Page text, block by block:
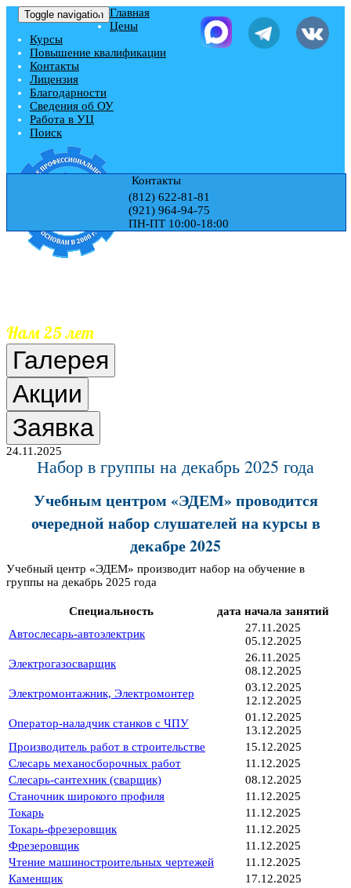
Toggle navigation Главная
Цены
Курсы
Повышение квалификации
Контакты
Лицензия
Благодарности
Сведения об ОУ
Работа в УЦ
Поиск
Нам 25 лет
Контакты
(812) 622-81-81
(921) 964-94-75
ПН-ПТ 10:00-18:00
Галерея
Акции
Заявка
24.11.2025
Набор в группы на декабрь 2025 года
Учебным центром «ЭДЕМ» проводится
очередной набор слушателей на курсы в
декабре 2025
Учебный центр «ЭДЕМ» производит набор на обучение в
группы на декабрь 2025 года
Специальность
дата начала занятий
Автослесарь-автоэлектрик
27.11.2025
05.12.2025
Электрогазосварщик
26.11.2025
08.12.2025
Электромонтажник, Электромонтер
03.12.2025
12.12.2025
Оператор-наладчик станков с ЧПУ
01.12.2025
13.12.2025
Производитель работ в строительстве
15.12.2025
Слесарь механосборочных работ
11.12.2025
Слесарь-сантехник (сварщик)
08.12.2025
Станочник широкого профиля
11.12.2025
Токарь
11.12.2025
Токарь-фрезеровщик
11.12.2025
Фрезеровщик
11.12.2025
Чтение машиностроительных чертежей
11.12.2025
Каменщик
17.12.2025